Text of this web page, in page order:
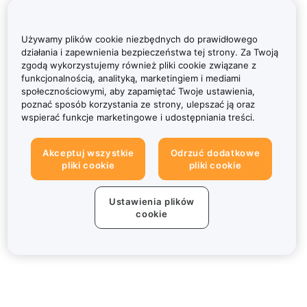
Używamy plików cookie niezbędnych do prawidłowego
działania i zapewnienia bezpieczeństwa tej strony. Za Twoją
zgodą wykorzystujemy również pliki cookie związane z
funkcjonalnością, analityką, marketingiem i mediami
społecznościowymi, aby zapamiętać Twoje ustawienia,
poznać sposób korzystania ze strony, ulepszać ją oraz
wspierać funkcje marketingowe i udostępniania treści.
Akceptuj wszystkie
pliki cookie
Odrzuć dodatkowe
pliki cookie
Ustawienia plików
cookie